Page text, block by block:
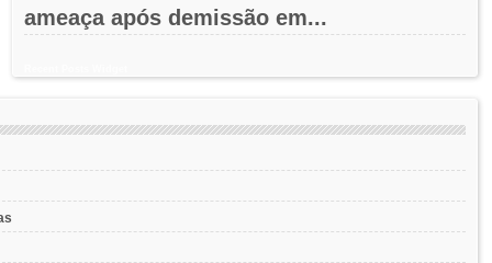
ameaça após demissão em...